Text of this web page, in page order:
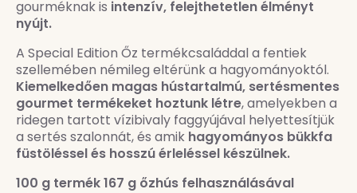
gourméknak is intenzív, felejthetetlen élményt
nyújt.
A Special Edition Őz termékcsaláddal a fentiek
szellemében némileg eltérünk a hagyományoktól.
Kiemelkedően magas hústartalmú, sertésmentes
gourmet termékeket hoztunk létre, amelyekben a
ridegen tartott vízibivaly faggyújával helyettesítjük
a sertés szalonnát, és amik hagyományos bükkfa
füstöléssel és hosszú érleléssel készülnek.
100 g termék 167 g őzhús felhasználásával